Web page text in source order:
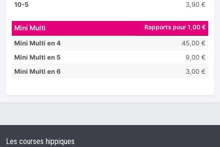
10-5
3,90 €
Mini Multi Rapports pour 1,00 €
Mini Multi en 4
45,00 €
Mini Multi en 5
9,00 €
Mini Multi en 6
3,00 €
Les courses hippiques